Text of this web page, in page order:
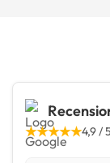
★★★★★4,9 /